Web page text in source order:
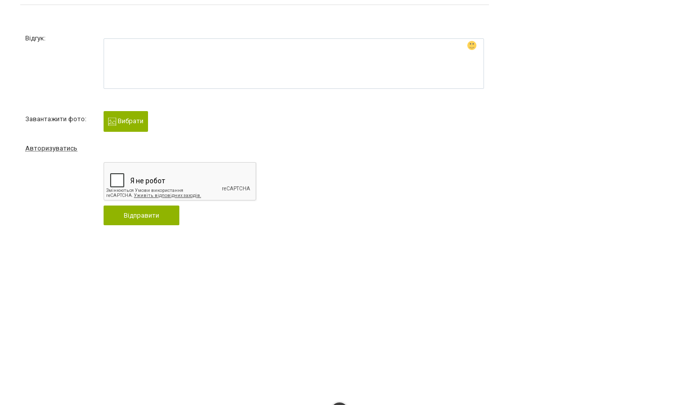
Відгук:
Завантажити фото: Вибрати
Авторизуватись
Відправити